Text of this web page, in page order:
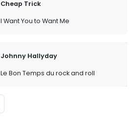
Cheap Trick
I Want You to Want Me
Johnny Hallyday
Le Bon Temps du rock and roll